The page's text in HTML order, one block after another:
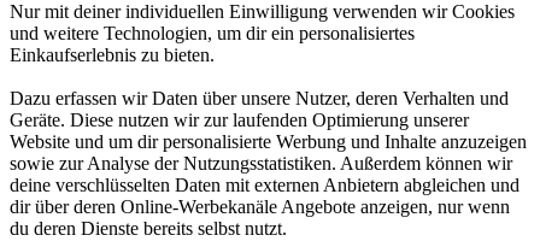
Nur mit deiner individuellen Einwilligung verwenden wir Cookies
und weitere Technologien, um dir ein personalisiertes
Einkaufserlebnis zu bieten.
Dazu erfassen wir Daten über unsere Nutzer, deren Verhalten und
Geräte. Diese nutzen wir zur laufenden Optimierung unserer
Website und um dir personalisierte Werbung und Inhalte anzuzeigen
sowie zur Analyse der Nutzungsstatistiken. Außerdem können wir
deine verschlüsselten Daten mit externen Anbietern abgleichen und
dir über deren Online-Werbekanäle Angebote anzeigen, nur wenn
du deren Dienste bereits selbst nutzt.